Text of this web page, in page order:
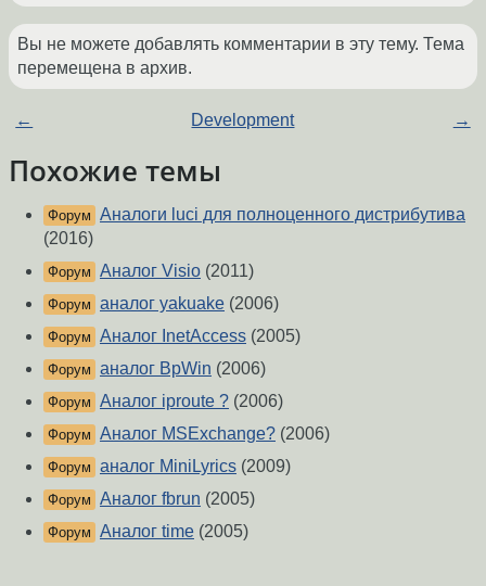
Вы не можете добавлять комментарии в эту тему. Тема
перемещена в архив.
← Development →
Похожие темы
Форум Аналоги luci для полноценного дистрибутива
(2016)
Форум Аналог Visio (2011)
Форум аналог yakuake (2006)
Форум Аналог InetAccess (2005)
Форум аналог BpWin (2006)
Форум Аналог iproute ? (2006)
Форум Аналог MSExchange? (2006)
Форум аналог MiniLyrics (2009)
Форум Аналог fbrun (2005)
Форум Аналог time (2005)